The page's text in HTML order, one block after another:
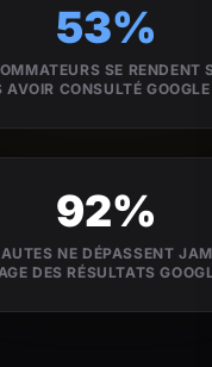
53%
SE RENDENT
AVOIR CONSULTÉ GOOGLE
92%
NE DÉPASSENT
DES RÉSULTATS